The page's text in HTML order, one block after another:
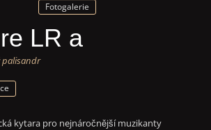
Fotogalerie
LR a
palisandr
kytara pro nejnáročnější muzikanty